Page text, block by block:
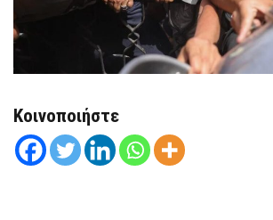
Κοινοποιήστε